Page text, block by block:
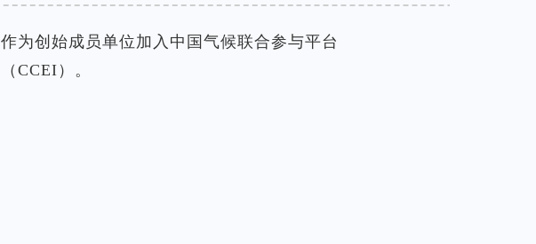
作为创始成员单位加入中国气候联合参与平台
（CCEI）。